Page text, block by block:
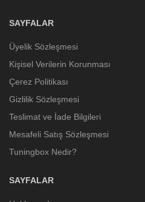
SAYFALAR
Üyelik Sözleşmesi
Kişisel Verilerin Korunması
Çerez Politikası
Gizlilik Sözleşmesi
Teslimat ve İade Bilgileri
Mesafeli Satış Sözleşmesi
Tuningbox Nedir?
SAYFALAR